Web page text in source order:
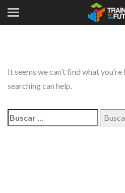
It seems we can’t find what
searching can help.
Buscar: